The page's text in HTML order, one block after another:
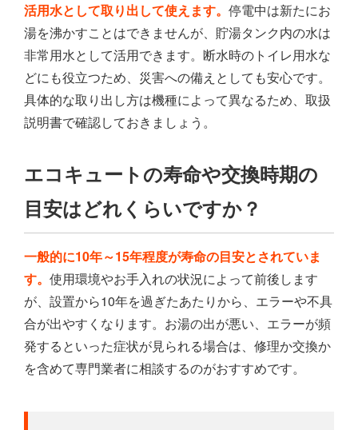
活用水として取り出して使えます。 停電中は新たにお
湯を沸かすことはできませんが、貯湯タンク内の水は
非常用水として活用できます。断水時のトイレ用水な
どにも役立つため、災害への備えとしても安心です。
具体的な取り出し方は機種によって異なるため、取扱
説明書で確認しておきましょう。
エコキュートの寿命や交換時期の
目安はどれくらいですか？
一般的に10年～15年程度が寿命の目安とされていま
す。 使用環境やお手入れの状況によって前後します
が、設置から10年を過ぎたあたりから、エラーや不具
合が出やすくなります。お湯の出が悪い、エラーが頻
発するといった症状が見られる場合は、修理か交換か
を含めて専門業者に相談するのがおすすめです。